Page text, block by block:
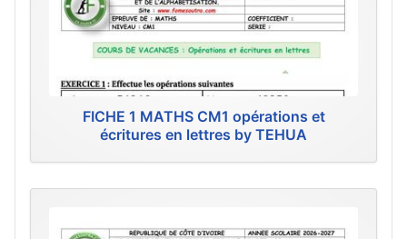
FICHE 1 MATHS CM1 opérations et
écritures en lettres by TEHUA